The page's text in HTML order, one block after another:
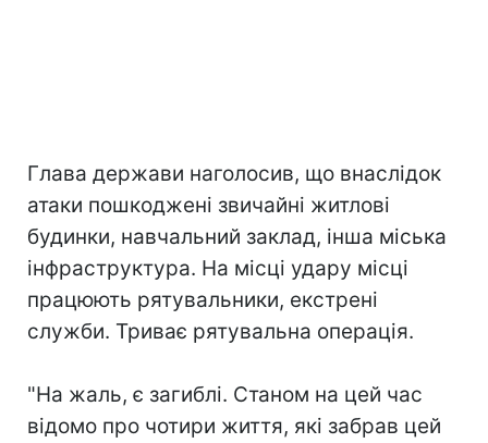
Глава держави наголосив, що внаслідок
атаки пошкоджені звичайні житлові
будинки, навчальний заклад, інша міська
інфраструктура. На місці удару місці
працюють рятувальники, екстрені
служби. Триває рятувальна операція.
"На жаль, є загиблі. Станом на цей час
відомо про чотири життя, які забрав цей